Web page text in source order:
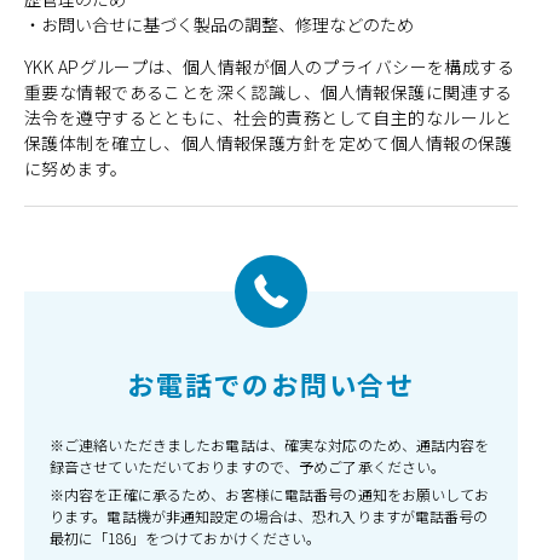
・お問い合せに基づく製品の調整、修理などのため
YKK APグループは、個人情報が個人のプライバシーを構成する
重要な情報であることを深く認識し、個人情報保護に関連する
法令を遵守するとともに、社会的責務として自主的なルールと
保護体制を確立し、個人情報保護方針を定めて個人情報の保護
に努めます。
お電話でのお問い合せ
※ご連絡いただきましたお電話は、確実な対応のため、通話内容を
録音させていただいておりますので、予めご了承ください。
※内容を正確に承るため、お客様に電話番号の通知をお願いしてお
ります。電話機が非通知設定の場合は、恐れ入りますが電話番号の
最初に「186」をつけておかけください。